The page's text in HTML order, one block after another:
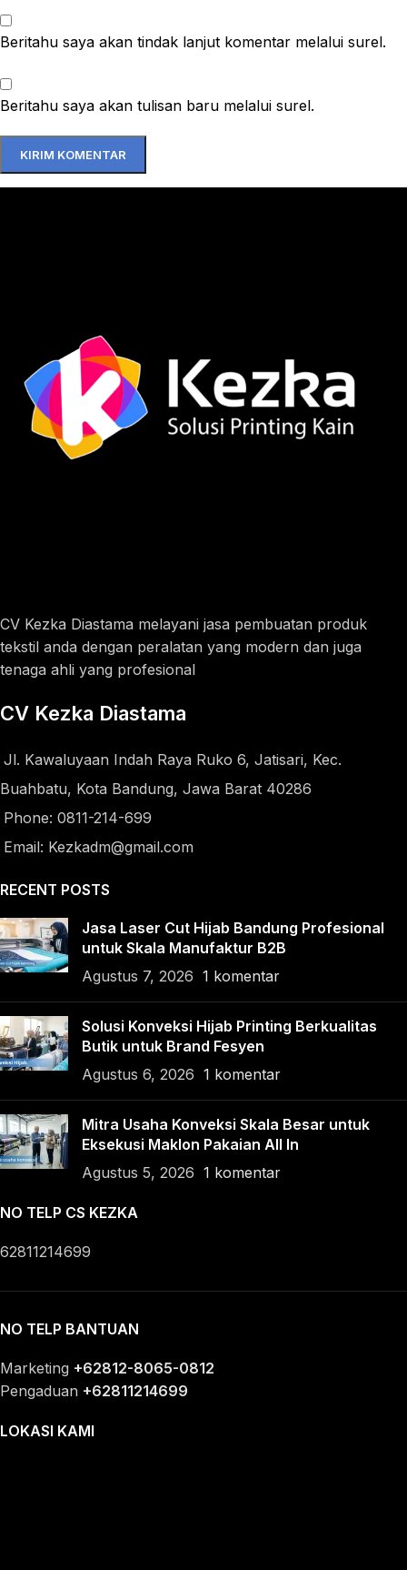
Beritahu saya akan tindak lanjut komentar melalui surel.
Beritahu saya akan tulisan baru melalui surel.
CV Kezka Diastama melayani jasa pembuatan produk
tekstil anda dengan peralatan yang modern dan juga
tenaga ahli yang profesional
CV Kezka Diastama
Jl. Kawaluyaan Indah Raya Ruko 6, Jatisari, Kec.
Buahbatu, Kota Bandung, Jawa Barat 40286
Phone: 0811-214-699
Email: Kezkadm@gmail.com
RECENT POSTS
Jasa Laser Cut Hijab Bandung Profesional
untuk Skala Manufaktur B2B
Agustus 7, 2026 1 komentar
Solusi Konveksi Hijab Printing Berkualitas
Butik untuk Brand Fesyen
Agustus 6, 2026 1 komentar
Mitra Usaha Konveksi Skala Besar untuk
Eksekusi Maklon Pakaian All In
Agustus 5, 2026 1 komentar
NO TELP CS KEZKA
62811214699
NO TELP BANTUAN
Marketing +62812-8065-0812
Pengaduan +62811214699
LOKASI KAMI